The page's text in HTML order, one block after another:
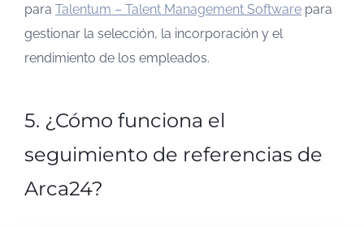
para Talentum – Talent Management Softwarepara
gestionar la selección, la incorporación y el
rendimiento de los empleados.
5. ¿Cómo funciona el
seguimiento de referencias de
Arca24?